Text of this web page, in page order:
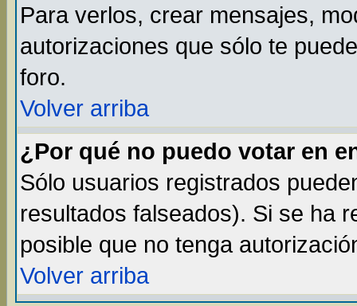
Para verlos, crear mensajes,
autorizaciones que sólo te
foro.
Volver arriba
¿Por qué no puedo votar en
Sólo usuarios registrados
resultados falseados). Si se ha
posible que no tenga
Volver arriba